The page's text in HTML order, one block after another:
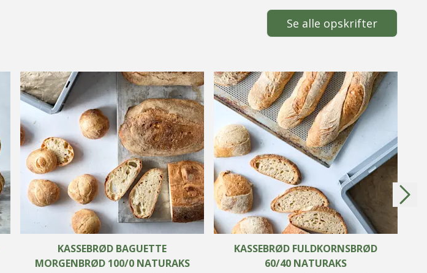
Se alle opskrifter
KASSEBRØD BAGUETTE
MORGENBRØD 100/0 NATURAKS
KASSEBRØD FULDKORNSBRØD
60/40 NATURAKS